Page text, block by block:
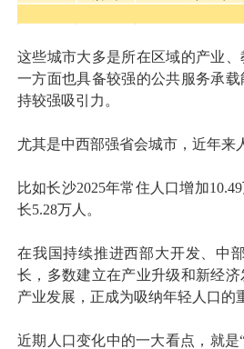
这些城市大多是所在区域的产业
一方面也具备较强的公共服务承
持较强吸引力。
尤其是中西部强省会城市，近年来
比如长沙2025年常住人口增加
长5.28万人。
在我国持续推进西部大开发、中
长，多数建立在产业升级和新经
产业发展，正成为吸纳年轻人口的
近期人口变化中的一大看点，就